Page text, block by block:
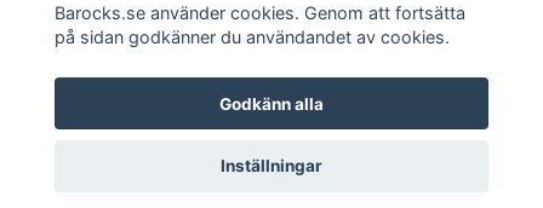
© 2026 Barocks
Barocks.se använder cookies. Genom att fortsätta
på sidan godkänner du användandet av cookies.
Godkänn alla
Inställningar